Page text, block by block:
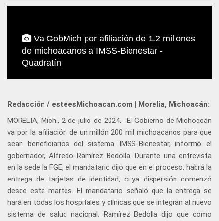
Va GobMich por afiliación de 1.2 millones
de michoacanos a IMSS-Bienestar -
Quadratín
Redacción / esteesMichoacan.com | Morelia, Michoacán:
MORELIA, Mich., 2 de julio de 2024.- El Gobierno de Michoacán
va por la afiliación de un millón 200 mil michoacanos para que
sean beneficiarios del sistema IMSS-Bienestar, informó el
gobernador, Alfredo Ramírez Bedolla. Durante una entrevista
en la sede la FGE, el mandatario dijo que en el proceso, habrá la
entrega de tarjetas de identidad, cuya dispersión comenzó
desde este martes. El mandatario señaló que la entrega se
hará en todas los hospitales y clínicas que se integran al nuevo
sistema de salud nacional. Ramírez Bedolla dijo que como